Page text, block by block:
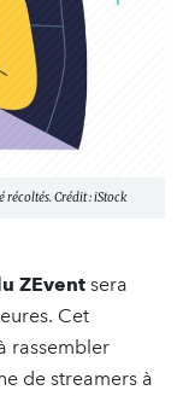
récoltés. Crédit : iStock
ZEvent sera
Cet
rassembler
de streamers à